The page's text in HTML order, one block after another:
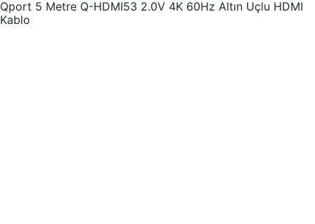
Qport 5 Metre Q-HDMI53 2.0V 4K 60Hz Altın Uçlu HDMI
Kablo